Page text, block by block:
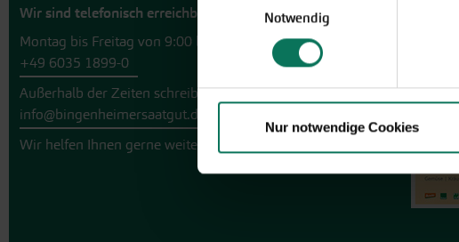
Notwendig
Nur notwendige Cookies
Wir sind telefonisch erreichbar:
Montag bis Freitag von 9:00 bis 13:30 Uhr
+49 6035 1899-0
Außerhalb der Zeiten schreiben Sie uns eine E-Mail an
info@bingenheimersaatgut.de
Wir helfen Ihnen gerne weiter.